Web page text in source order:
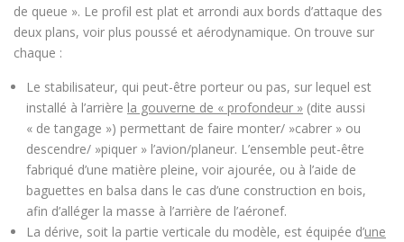
de queue ». Le profil est plat et arrondi aux bords d’attaque des
deux plans, voir plus poussé et aérodynamique. On trouve sur
chaque :
Le stabilisateur, qui peut-être porteur ou pas, sur lequel est
installé à l’arrière la gouverne de « profondeur » (dite aussi
« de tangage ») permettant de faire monter/ »cabrer » ou
descendre/ »piquer » l’avion/planeur. L’ensemble peut-être
fabriqué d’une matière pleine, voir ajourée, ou à l’aide de
baguettes en balsa dans le cas d’une construction en bois,
afin d’alléger la masse à l’arrière de l’aéronef.
La dérive, soit la partie verticale du modèle, est équipée d’une